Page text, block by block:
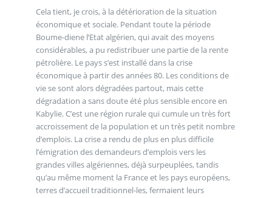
Cela tient, je crois, à la détérioration de la situation
économique et sociale. Pendant toute la période
Boume-diene l’Etat algérien, qui avait des moyens
considérables, a pu redistribuer une partie de la rente
pétrolière. Le pays s’est installé dans la crise
économique à partir des années 80. Les conditions de
vie se sont alors dégradées partout, mais cette
dégradation a sans doute été plus sensible encore en
Kabylie. C’est une région rurale qui cumule un très fort
accroissement de la population et un très petit nombre
d’emplois. La crise a rendu de plus en plus difficile
l’émigration des demandeurs d’emplois vers les
grandes villes algériennes, déjà surpeuplées, tandis
qu’au même moment la France et les pays européens,
terres d’accueil traditionnel-les, fermaient leurs